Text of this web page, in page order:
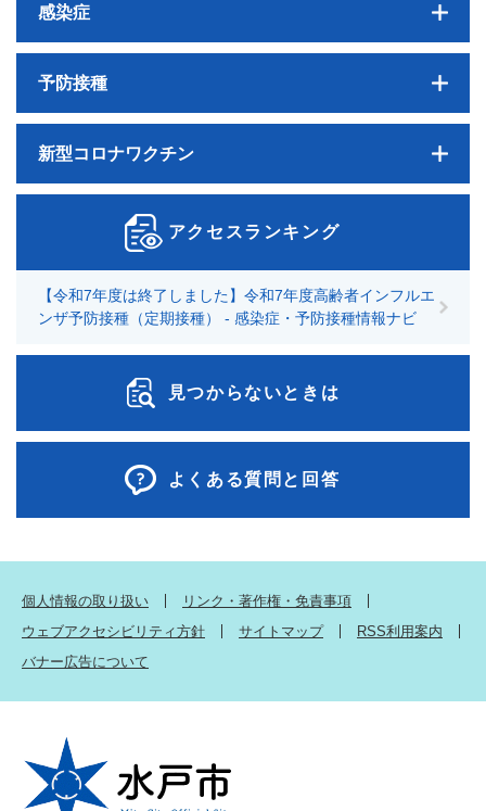
感染症
予防接種
新型コロナワクチン
アクセスランキング
【令和7年度は終了しました】令和7年度高齢者インフルエ
ンザ予防接種（定期接種） - 感染症・予防接種情報ナビ
見つからないときは
よくある質問と回答
個人情報の取り扱い
リンク・著作権・免責事項
ウェブアクセシビリティ方針
サイトマップ
RSS利用案内
バナー広告について